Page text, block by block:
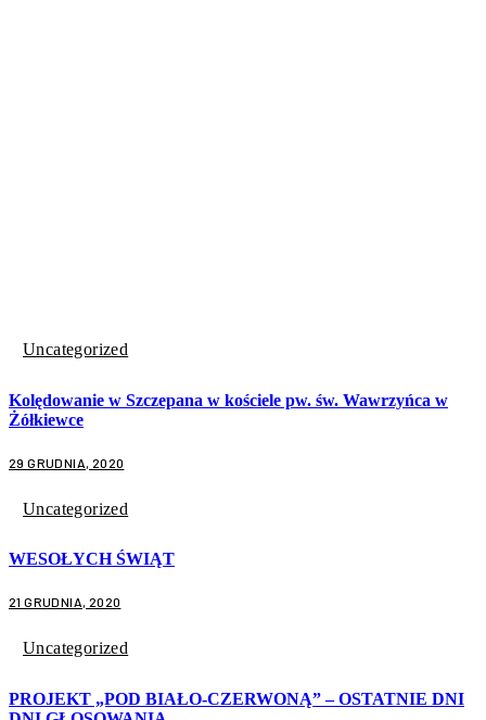
Uncategorized
Kolędowanie w Szczepana w kościele pw. św. Wawrzyńca w
Żółkiewce
29 GRUDNIA, 2020
Uncategorized
WESOŁYCH ŚWIĄT
21 GRUDNIA, 2020
Uncategorized
PROJEKT „POD BIAŁO-CZERWONĄ” – OSTATNIE DNI